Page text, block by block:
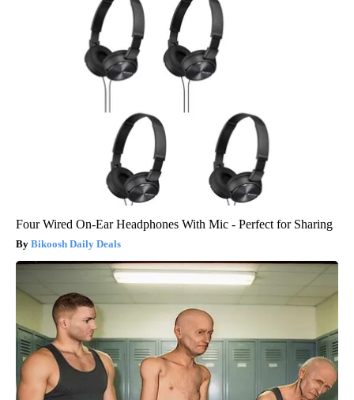
Four Wired On-Ear Headphones With Mic - Perfect for Sharing
Bikoosh Daily Deals